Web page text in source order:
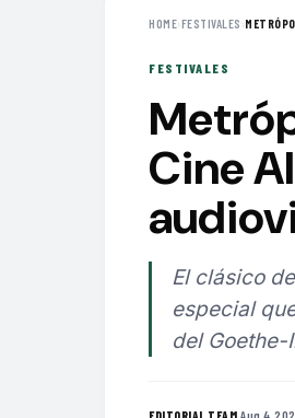
HOME›FESTIVALES ›
FESTIVALES
Cine
El clásico
especial
del Goethe-
EDITORIAL TEAM·Aug 4,